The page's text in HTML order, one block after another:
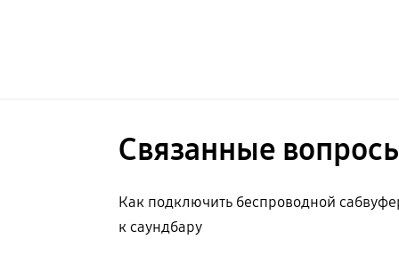
Связанные
Как подключить беспроводной
к саундбару